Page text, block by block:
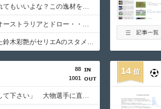
佐野海舟はそろそろ許されてもいいよな？この逸材を代表に呼ばないのは大損失だろ
【悲報】日本、ホームでオーストラリアとドロー・・・谷口OGでまさかの先制許すもキレキレ中村が同点弾演出でかろうじて勝ち点1
あんだけ代表で叩かれてた鈴木彩艶がセリエAのスタメンで大活躍してるという事実
88
1001
柱谷哲二氏「代表を辞退して下さい」 大物選手に直談判「自分からやめてほしいと思った」 闘将と呼ばれた主将時代
14